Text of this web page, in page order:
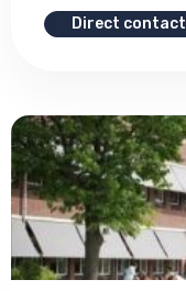
Direct contact